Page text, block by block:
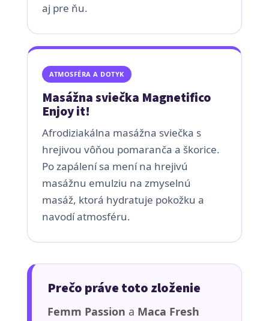
aj pre ňu.
ATMOSFÉRA A DOTYK
Masážna sviečka Magnetifico
Enjoy it!
Afrodiziakálna masážna sviečka s
hrejivou vôňou pomaranča a škorice.
Po zapálení sa mení na hrejivú
masážnu emulziu na zmyselnú
masáž, ktorá hydratuje pokožku a
navodí atmosféru.
Prečo práve toto zloženie
Femm Passion a Maca Fresh